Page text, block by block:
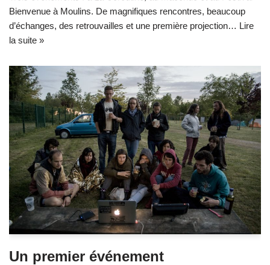
Bienvenue à Moulins. De magnifiques rencontres, beaucoup
d’échanges, des retrouvailles et une première projection… Lire
la suite »
Un premier événement